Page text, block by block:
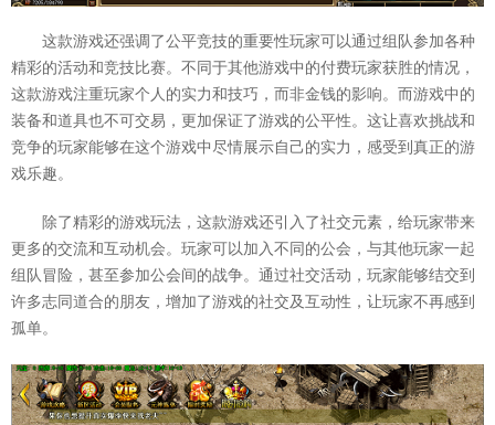
这款游戏还强调了公平竞技的重要性玩家可以通过组队参加各种
精彩的活动和竞技比赛。不同于其他游戏中的付费玩家获胜的情况，
这款游戏注重玩家个人的实力和技巧，而非金钱的影响。而游戏中的
装备和道具也不可交易，更加保证了游戏的公平性。这让喜欢挑战和
竞争的玩家能够在这个游戏中尽情展示自己的实力，感受到真正的游
戏乐趣。
除了精彩的游戏玩法，这款游戏还引入了社交元素，给玩家带来
更多的交流和互动机会。玩家可以加入不同的公会，与其他玩家一起
组队冒险，甚至参加公会间的战争。通过社交活动，玩家能够结交到
许多志同道合的朋友，增加了游戏的社交及互动性，让玩家不再感到
孤单。